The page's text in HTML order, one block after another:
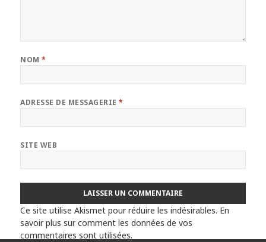
NOM*
ADRESSE DE MESSAGERIE*
SITE WEB
Ce site utilise Akismet pour réduire les indésirables. En
savoir plus sur comment les données de vos
commentaires sont utilisées.